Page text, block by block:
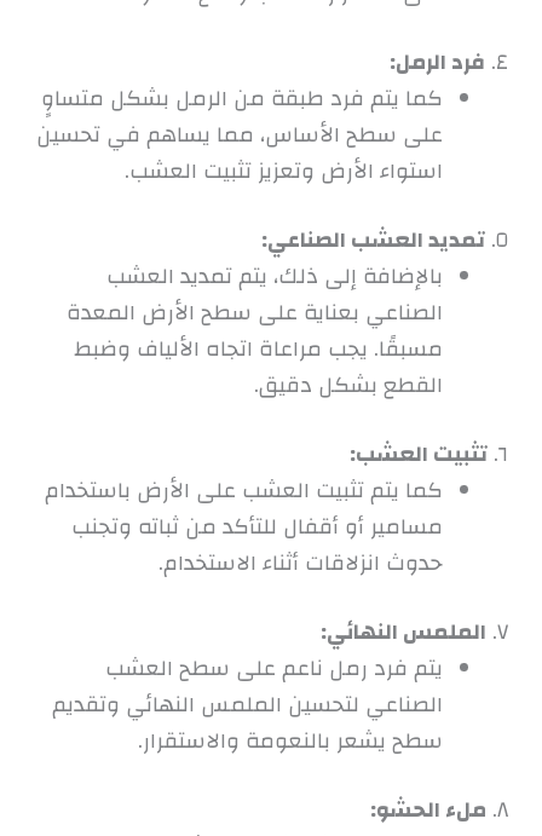
٤. فرد الرمل:
كما يتم فرد طبقة من الرمل بشكل متساوٍ
على سطح الأساس، مما يساهم في تحسين
استواء الأرض وتعزيز تثبيت العشب.
٥. تمديد العشب الصناعي:
بالإضافة إلى ذلك، يتم تمديد العشب
الصناعي بعناية على سطح الأرض المعدة
مسبقًا. يجب مراعاة اتجاه الألياف وضبط
القطع بشكل دقيق.
٦. تثبيت العشب:
كما يتم تثبيت العشب على الأرض باستخدام
مسامير أو أقفال للتأكد من ثباته وتجنب
حدوث انزلاقات أثناء الاستخدام.
٧. الملمس النهائي:
يتم فرد رمل ناعم على سطح العشب
الصناعي لتحسين الملمس النهائي وتقديم
سطح يشعر بالنعومة والاستقرار.
٨. ملء الحشو: